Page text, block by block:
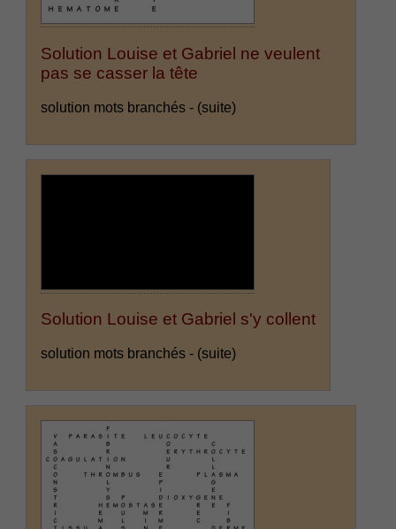
Solution Louise et Gabriel ne veulent
pas se casser la tête
solution mots branchés - (suite)
Solution Louise et Gabriel s'y collent
solution mots branchés - (suite)